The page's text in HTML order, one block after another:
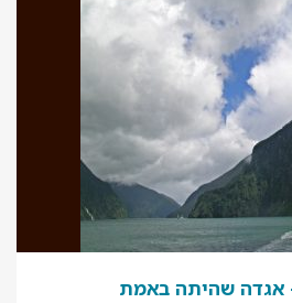
– אגדה שהיתה באמת